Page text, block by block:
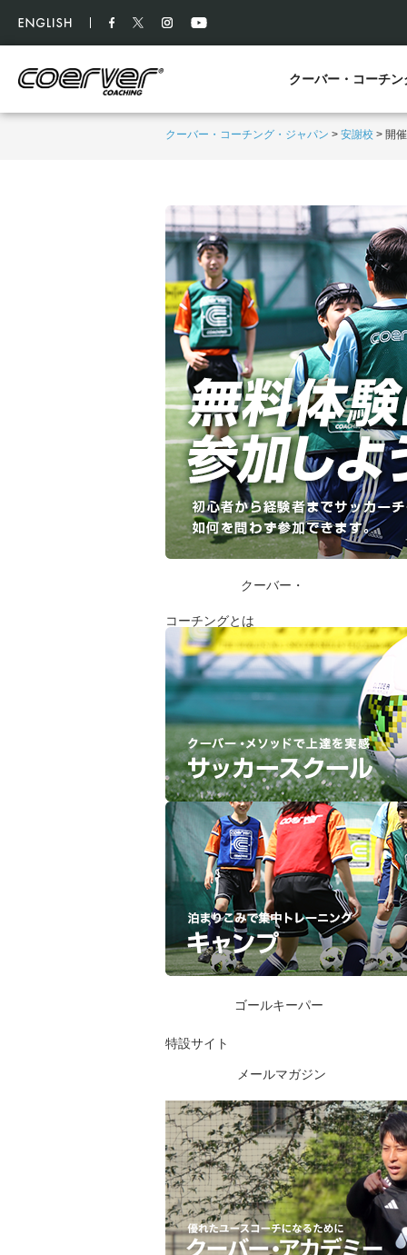
クーバー・コーチン
クーバー・コーチング・ジャパン > 安謝校 > 開
クーバー・
コーチングとは
ゴールキーパー
特設サイト
メールマガジン